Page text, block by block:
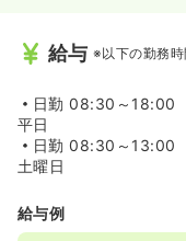
給与 ※以下の勤務
日勤 08:30～18:00
平日
日勤 08:30～13:00
土曜日
給与例